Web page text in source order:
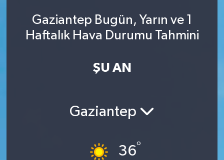
Gaziantep Bugün, Yarın ve 1
Haftalık Hava Durumu Tahmini
ŞU AN
Gaziantep
36°
Son Dakika Haberleri